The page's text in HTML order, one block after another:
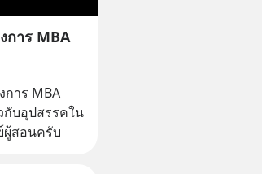
การ MBA
าร MBA
กับอุปสรรคใน
ผู้สอนครับ